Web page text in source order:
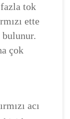
tok
ette
çok
acı